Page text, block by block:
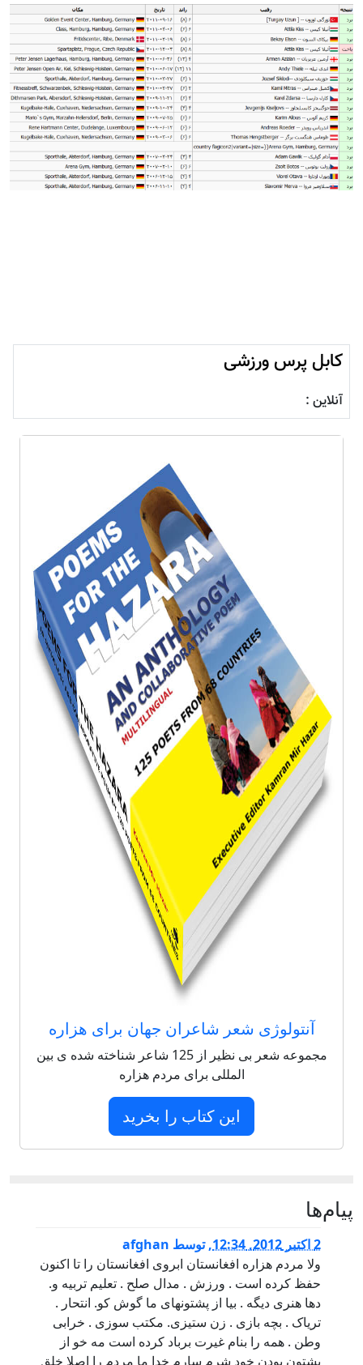
کابل پرس ورزشی
آنلاین :
آنتولوژی شعر شاعران جهان برای هزاره
مجموعه شعر بی نظیر از 125 شاعر شناخته شده ی بین
المللی برای مردم هزاره
این کتاب را بخرید
پيام‌ها
2 اكتبر 2012, 12:34 ,توسط afghan
ولا مردم هزاره افغانستان ابروی افغانستان را تا اکنون
حفظ کرده است . ورزش . مدال صلح . تعلیم تربیه و.
دها هنری دیگه . بیا از پشتونهای ما گوش کو. انتحار .
تریاک . بچه بازی . زن ستیزی. مکتب سوزی . خرابی
وطن . همه را بنام غیرت برباد کرده است مه خو از
پشتون بودن خود شرم سارم خدا ما مردم را اصلا خلق